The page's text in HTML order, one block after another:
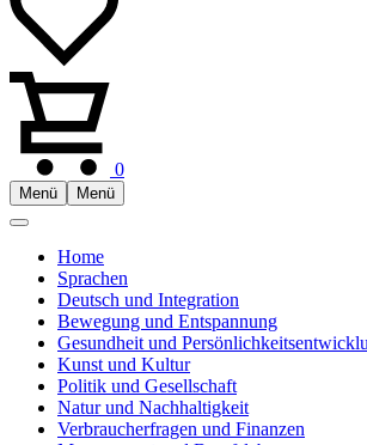
0
Menü Menü
Home
Sprachen
Deutsch und Integration
Bewegung und Entspannung
Gesundheit und
Kunst und Kultur
Politik und Gesellschaft
Natur und Nachhaltigkeit
Verbraucherfragen und Finanzen